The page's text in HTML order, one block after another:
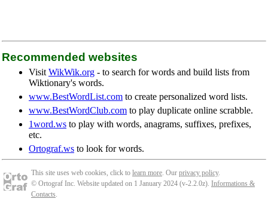
Recommended websites
Visit WikWik.org - to search for words and build lists from
Wiktionary's words.
www.BestWordList.com to create personalized word lists.
www.BestWordClub.com to play duplicate online scrabble.
1word.ws to play with words, anagrams, suffixes, prefixes,
etc.
Ortograf.ws to look for words.
This site uses web cookies, click to learn more. Our privacy policy.
© Ortograf Inc. Website updated on 1 January 2024 (v-2.2.0z). Informations &
Contacts.